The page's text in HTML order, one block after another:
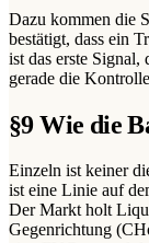
Dazu kommen die
bestätigt, dass ein
ist das erste
gerade die
§9 Wie die
Einzeln ist keiner
ist eine Linie auf
Der Markt holt
Gegenrichtung